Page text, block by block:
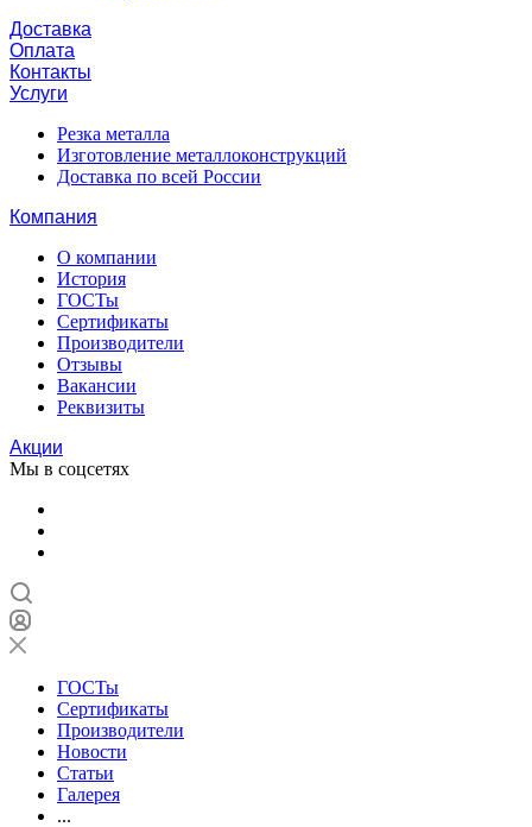
Доставка
Оплата
Контакты
Услуги
Резка металла
Изготовление металлоконструкций
Доставка по всей России
Компания
О компании
История
ГОСТы
Сертификаты
Производители
Отзывы
Вакансии
Реквизиты
Акции
Мы в соцсетях
ГОСТы
Сертификаты
Производители
Новости
Статьи
Галерея
...